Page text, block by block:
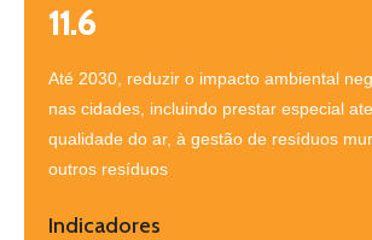
11.6
Até 2030, reduzir o impacto ambiental
nas cidades, incluindo prestar especial
qualidade do ar, à gestão de resíduos
outros resíduos
Indicadores